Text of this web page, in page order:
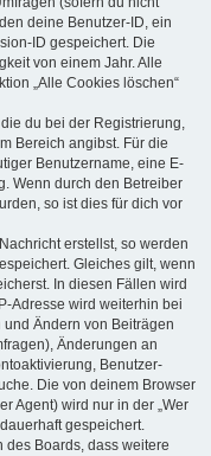
deine Benutzer-ID, ein
ID gespeichert. Die
von einem Jahr. Alle
„Alle Cookies löschen“
du bei der Registrierung,
Bereich angibst. Für die
Benutzername, eine E-
Wenn durch den Betreiber
so ist dies für dich vor
erstellst, so werden
Gleiches gilt, wenn
In diesen Fällen wird
Adresse wird weiterhin bei
Ändern von Beiträgen
Änderungen an
Benutzer-
Die von deinem Browser
Agent) wird nur in der „Wer
gespeichert.
Boards, dass weitere